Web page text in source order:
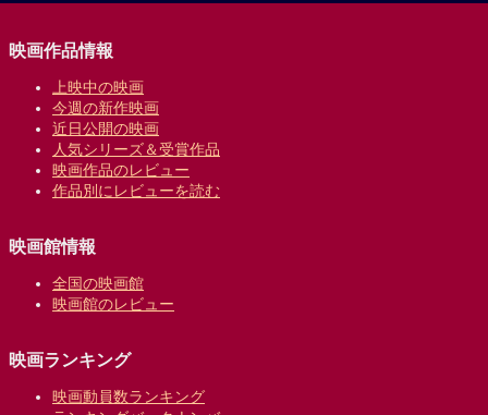
映画作品情報
上映中の映画
今週の新作映画
近日公開の映画
人気シリーズ＆受賞作品
映画作品のレビュー
作品別にレビューを読む
映画館情報
全国の映画館
映画館のレビュー
映画ランキング
映画動員数ランキング